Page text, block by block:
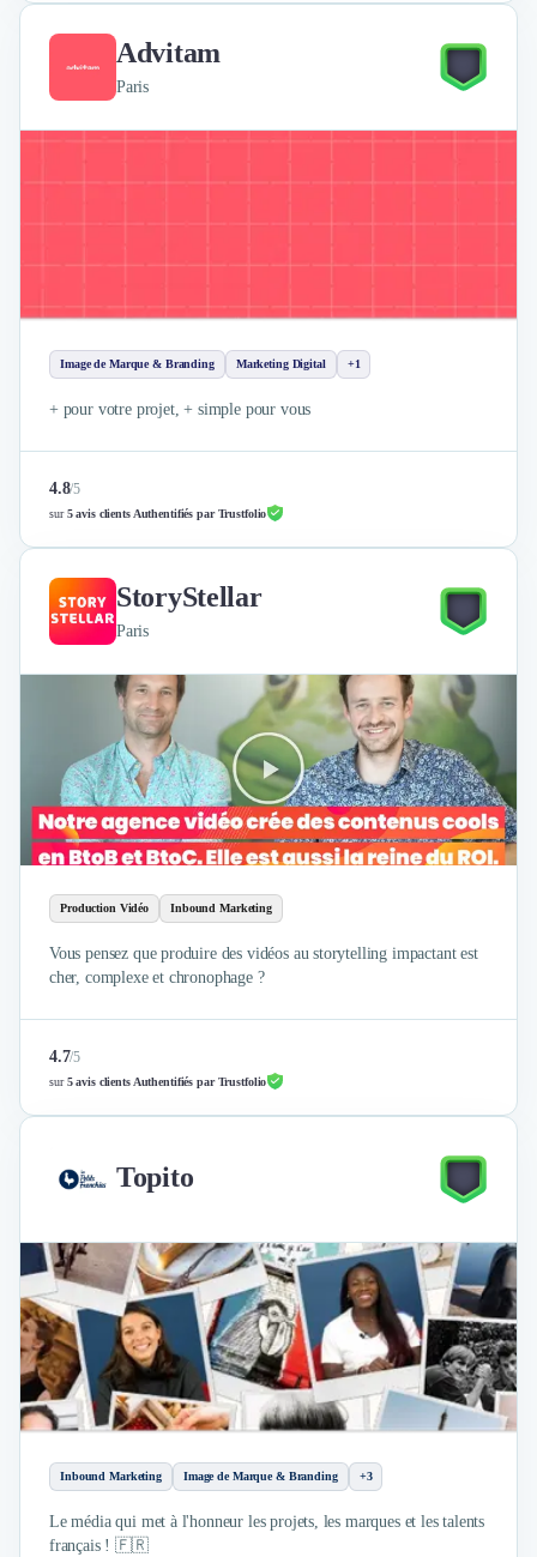
Advitam
Paris
Image de Marque & Branding Marketing Digital +1
+ pour votre projet, + simple pour vous
4.8/5
sur5 avis clients Authentifiés par Trustfolio
StoryStellar
Paris
Production Vidéo Inbound Marketing
Vous pensez que produire des vidéos au storytelling impactant est
cher, complexe et chronophage ?
4.7/5
sur5 avis clients Authentifiés par Trustfolio
Topito
Inbound Marketing Image de Marque & Branding +3
Le média qui met à l'honneur les projets, les marques et les talents
français ! 🇫🇷